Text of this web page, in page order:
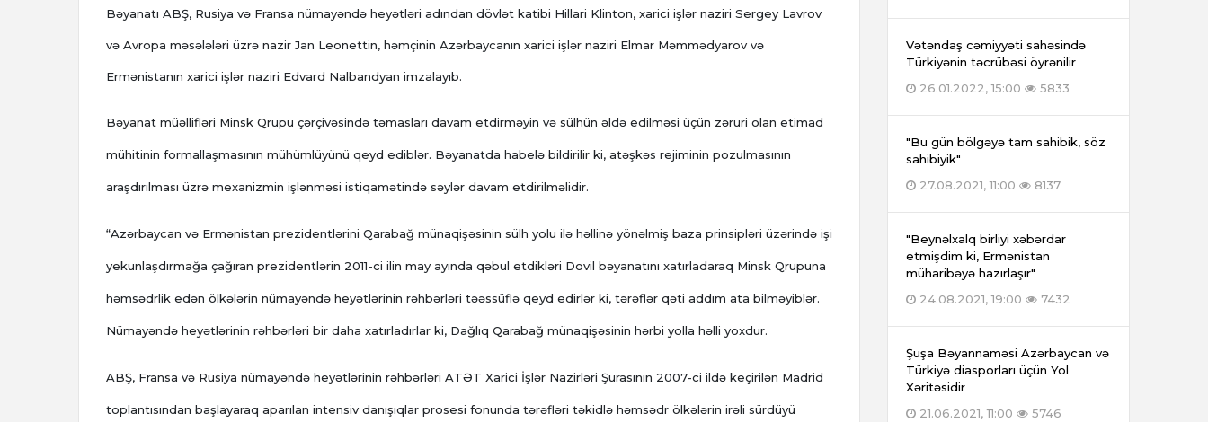
Bəyanatı ABŞ, Rusiya və Fransa nümayəndə heyətləri adından dövlət katibi Hillari Klinton, xarici işlər naziri Sergey Lavrov
və Avropa məsələləri üzrə nazir Jan Leonettin, həmçinin Azərbaycanın xarici işlər naziri Elmar Məmmədyarov və
Ermənistanın xarici işlər naziri Edvard Nalbandyan imzalayıb.
Bəyanat müəllifləri Minsk Qrupu çərçivəsində təmasları davam etdirməyin və sülhün əldə edilməsi üçün zəruri olan etimad
mühitinin formallaşmasının mühümlüyünü qeyd ediblər. Bəyanatda habelə bildirilir ki, atəşkəs rejiminin pozulmasının
araşdırılması üzrə mexanizmin işlənməsi istiqamətində səylər davam etdirilməlidir.
“Azərbaycan və Ermənistan prezidentlərini Qarabağ münaqişəsinin sülh yolu ilə həllinə yönəlmiş baza prinsipləri üzərində işi
yekunlaşdırmağa çağıran prezidentlərin 2011-ci ilin may ayında qəbul etdikləri Dovil bəyanatını xatırladaraq Minsk Qrupuna
həmsədrlik edən ölkələrin nümayəndə heyətlərinin rəhbərləri təəssüflə qeyd edirlər ki, tərəflər qəti addım ata bilməyiblər.
Nümayəndə heyətlərinin rəhbərləri bir daha xatırladırlar ki, Dağlıq Qarabağ münaqişəsinin hərbi yolla həlli yoxdur.
ABŞ, Fransa və Rusiya nümayəndə heyətlərinin rəhbərləri ATƏT Xarici İşlər Nazirləri Şurasının 2007-ci ildə keçirilən Madrid
toplantısından başlayaraq aparılan intensiv danışıqlar prosesi fonunda tərəfləri təkidlə həmsədr ölkələrin irəli sürdüyü
Vətəndaş cəmiyyəti sahəsində
Türkiyənin təcrübəsi öyrənilir
26.01.2022, 15:00
5833
"Bu gün bölgəyə tam sahibik, söz
sahibiyik"
27.08.2021, 11:00
8137
"Beynəlxalq birliyi xəbərdar
etmişdim ki, Ermənistan
müharibəyə hazırlaşır"
24.08.2021, 19:00
7432
Şuşa Bəyannaməsi Azərbaycan və
Türkiyə diasporları üçün Yol
Xəritəsidir
21.06.2021, 11:00
5746